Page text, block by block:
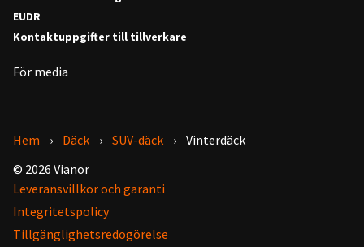
EUDR
Kontaktuppgifter till tillverkare
För media
Hem Däck SUV-däck
Vinterdäck
© 2026 Vianor
Leveransvillkor och garanti
Integritetspolicy
Tillgänglighetsredogörelse